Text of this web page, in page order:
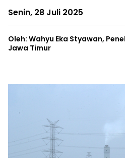
Senin, 28 Juli 2025
Oleh: Wahyu Eka Styawan,
Jawa Timur